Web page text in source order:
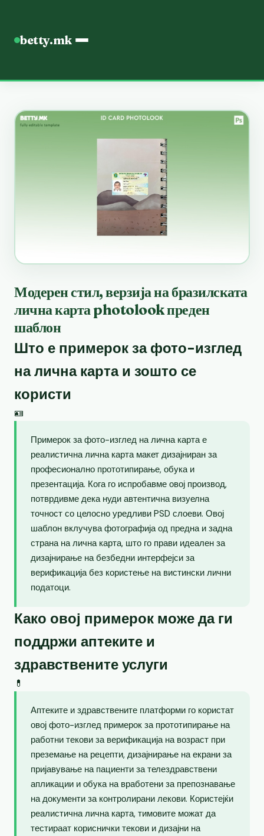
betty.mk
Модерен стил, верзија на бразилската
лична карта photolook преден
шаблон
Што е примерок за фото-изглед
на лична карта и зошто се
користи
🪪
Примерок за фото-изглед на лична карта е
реалистична лична карта макет дизајниран за
професионално прототипирање, обука и
презентација. Кога го испробавме овој производ,
потврдивме дека нуди автентична визуелна
точност со целосно уредливи PSD слоеви. Овој
шаблон вклучува фотографија од предна и задна
страна на лична карта, што го прави идеален за
дизајнирање на безбедни интерфејси за
верификација без користење на вистински лични
податоци.
Како овој примерок може да ги
поддржи аптеките и
здравствените услуги
💊
Аптеките и здравствените платформи го користат
овој фото-изглед примерок за прототипирање на
работни текови за верификација на возраст при
преземање на рецепти, дизајнирање на екрани за
пријавување на пациенти за телездравствени
апликации и обука на вработени за препознавање
на документи за контролирани лекови. Користејќи
реалистична лична карта, тимовите можат да
тестираат кориснички текови и дизајни на